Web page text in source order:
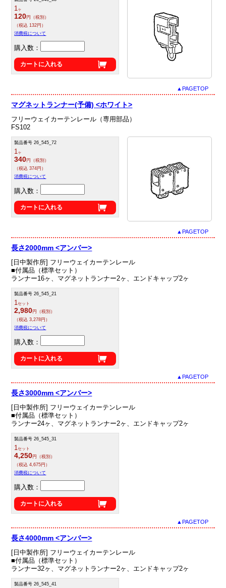
1 ヶ
120円（税別）
（税込 132円）
消費税について
購入数：
カートに入れる
▲PAGETOP
マグネットランナー(予備) <ホワイト>
フリーウェイカーテンレール（専用部品）
FS102
製品番号 26_545_72
1 ヶ
340円（税別）
（税込 374円）
消費税について
購入数：
カートに入れる
▲PAGETOP
長さ2000mm <アンバー>
[日中製作所] フリーウェイカーテンレール
■付属品（標準セット）
ランナー16ヶ、マグネットランナー2ヶ、エンドキャップ2ヶ
製品番号 26_545_21
1セット
2,980円（税別）
（税込 3,278円）
消費税について
購入数：
カートに入れる
▲PAGETOP
長さ3000mm <アンバー>
[日中製作所] フリーウェイカーテンレール
■付属品（標準セット）
ランナー24ヶ、マグネットランナー2ヶ、エンドキャップ2ヶ
製品番号 26_545_31
1セット
4,250円（税別）
（税込 4,675円）
消費税について
購入数：
カートに入れる
▲PAGETOP
長さ4000mm <アンバー>
[日中製作所] フリーウェイカーテンレール
■付属品（標準セット）
ランナー32ヶ、マグネットランナー2ヶ、エンドキャップ2ヶ
製品番号 26_545_41